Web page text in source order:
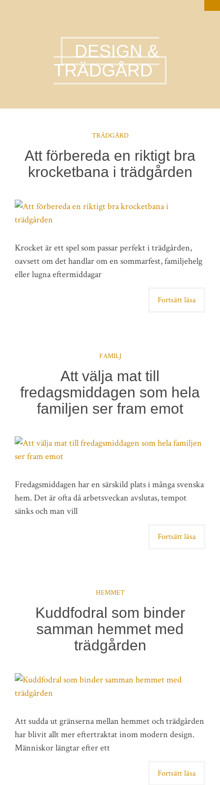
DESIGN &
TRÄDGÅRD
TRÄDGÅRD
Att förbereda en riktigt bra
krocketbana i trädgården
Krocket är ett spel som passar perfekt i trädgården,
oavsett om det handlar om en sommarfest, familjehelg
eller lugna eftermiddagar
Fortsätt läsa
FAMILJ
Att välja mat till
fredagsmiddagen som hela
familjen ser fram emot
Fredagsmiddagen har en särskild plats i många svenska
hem. Det är ofta då arbetsveckan avslutas, tempot
sänks och man vill
Fortsätt läsa
HEMMET
Kuddfodral som binder
samman hemmet med
trädgården
Att sudda ut gränserna mellan hemmet och trädgården
har blivit allt mer eftertraktat inom modern design.
Människor längtar efter ett
Fortsätt läsa